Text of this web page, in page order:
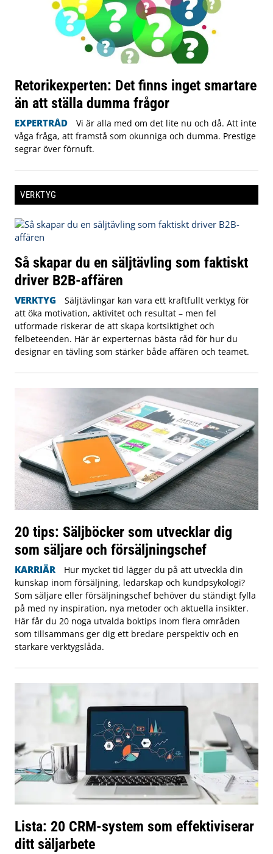
Retorikexperten: Det finns inget smartare
än att ställa dumma frågor
EXPERTRÅD
Vi är alla med om det lite nu och då. Att inte
våga fråga, att framstå som okunniga och dumma. Prestige
segrar över förnuft.
VERKTYG
Så skapar du en säljtävling som faktiskt
driver B2B-affären
VERKTYG
Säljtävlingar kan vara ett kraftfullt verktyg för
att öka motivation, aktivitet och resultat – men fel
utformade riskerar de att skapa kortsiktighet och
felbeteenden. Här är experternas bästa råd för hur du
designar en tävling som stärker både affären och teamet.
20 tips: Säljböcker som utvecklar dig
som säljare och försäljningschef
KARRIÄR
Hur mycket tid lägger du på att utveckla din
kunskap inom försäljning, ledarskap och kundpsykologi?
Som säljare eller försäljningschef behöver du ständigt fylla
på med ny inspiration, nya metoder och aktuella insikter.
Här får du 20 noga utvalda boktips inom flera områden
som tillsammans ger dig ett bredare perspektiv och en
starkare verktygslåda.
Lista: 20 CRM-system som effektiviserar
ditt säljarbete